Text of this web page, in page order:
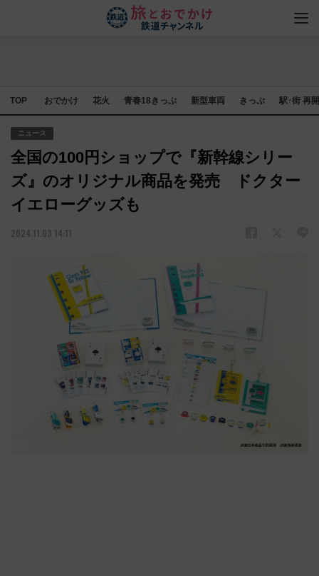
TOP おでかけ 花火 青春18きっぷ 新型車両 きっぷ 駅･街 再
ニュース
全国の100円ショップで『新幹線シリー
ズ』のオリジナル商品を発売 ドクター
イエローグッズも
2024.11.03 14:11